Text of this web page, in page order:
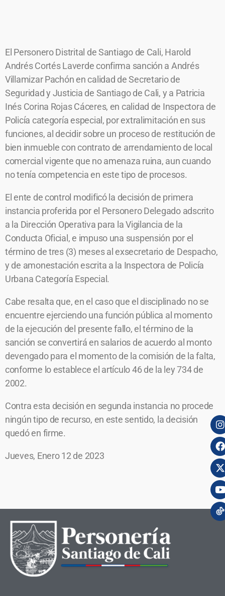
El Personero Distrital de Santiago de Cali, Harold
Andrés Cortés Laverde confirma sanción a Andrés
Villamizar Pachón en calidad de Secretario de
Seguridad y Justicia de Santiago de Cali, y a Patricia
Inés Corina Rojas Cáceres, en calidad de Inspectora de
Policía categoría especial, por extralimitación en sus
funciones, al decidir sobre un proceso de restitución de
bien inmueble con contrato de arrendamiento de local
comercial vigente que no amenaza ruina, aun cuando
no tenía competencia en este tipo de procesos.
El ente de control modificó la decisión de primera
instancia proferida por el Personero Delegado adscrito
a la Dirección Operativa para la Vigilancia de la
Conducta Oficial, e impuso una suspensión por el
término de tres (3) meses al exsecretario de Despacho,
y de amonestación escrita a la Inspectora de Policía
Urbana Categoría Especial.
Cabe resalta que, en el caso que el disciplinado no se
encuentre ejerciendo una función pública al momento
de la ejecución del presente fallo, el término de la
sanción se convertirá en salarios de acuerdo al monto
devengado para el momento de la comisión de la falta,
conforme lo establece el artículo 46 de la ley 734 de
2002.
Contra esta decisión en segunda instancia no procede
ningún tipo de recurso, en este sentido, la decisión
quedó en firme.
Jueves, Enero 12 de 2023